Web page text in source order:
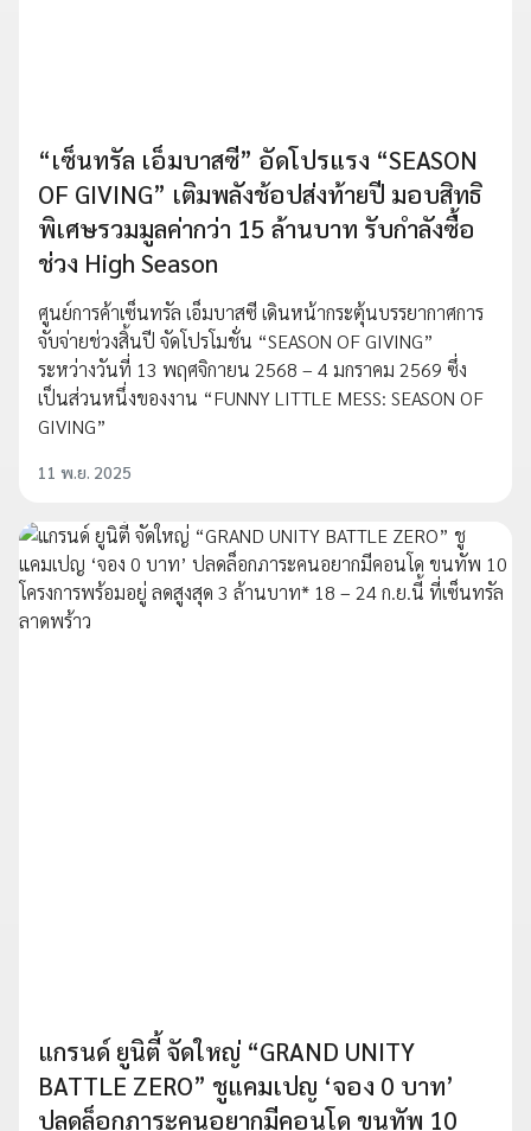
“เซ็นทรัล เอ็มบาสซี” อัดโปรแรง “SEASON
OF GIVING” เติมพลังช้อปส่งท้ายปี มอบสิทธิ
พิเศษรวมมูลค่ากว่า 15 ล้านบาท รับกำลังซื้อ
ช่วง High Season
ศูนย์การค้าเซ็นทรัล เอ็มบาสซี เดินหน้ากระตุ้นบรรยากาศการ
จับจ่ายช่วงสิ้นปี จัดโปรโมชั่น “SEASON OF GIVING”
ระหว่างวันที่ 13 พฤศจิกายน 2568 – 4 มกราคม 2569 ซึ่ง
เป็นส่วนหนึ่งของงาน “FUNNY LITTLE MESS: SEASON OF
GIVING”
11 พ.ย. 2025
แกรนด์ ยูนิตี้ จัดใหญ่ “GRAND UNITY
BATTLE ZERO” ชูแคมเปญ ‘จอง 0 บาท’
ปลดล็อกภาระคนอยากมีคอนโด ขนทัพ 10